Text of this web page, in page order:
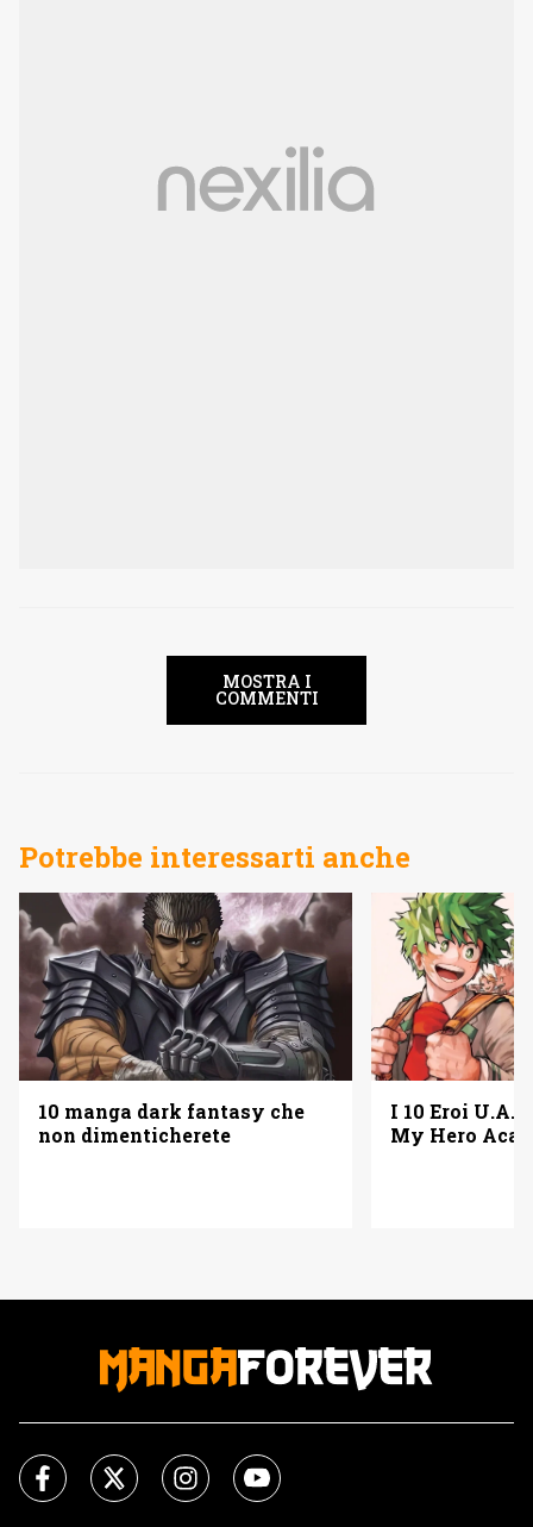
MOSTRA I
COMMENTI
Potrebbe interessarti anche
10 manga dark fantasy che
non dimenticherete
I 10 Eroi U.A.
My Hero